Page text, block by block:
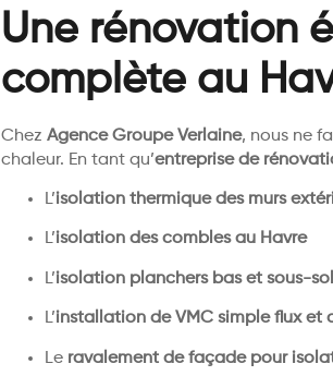
Une rénovation
complète au
Chez Agence Groupe Verlaine, nous ne
chaleur. En tant qu’entreprise de
L’isolation thermique des murs
L’isolation des combles au Havre
L’isolation planchers bas et sous-
L’installation de VMC simple flux et
Le ravalement de façade pour